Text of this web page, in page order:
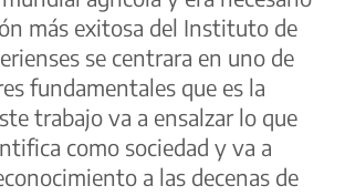
más exitosa del Instituto de
se centrara en uno de
fundamentales que es la
trabajo va a ensalzar lo que
como sociedad y va a
a las decenas de